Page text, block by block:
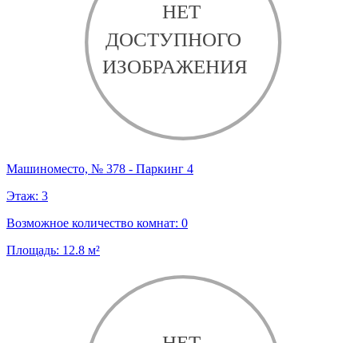
Машиноместо, № 378 - Паркинг 4
Этаж: 3
Возможное количество комнат: 0
Площадь: 12.8 м²